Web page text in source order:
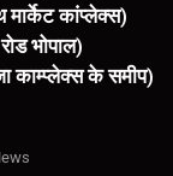
मार्केट कांप्लेक्स)
भोपाल)
काम्प्लेक्स के समीप)